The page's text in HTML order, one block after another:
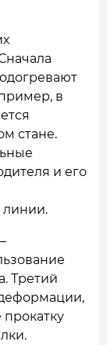
в
стане.
и его
линии.
Третий
прокатку